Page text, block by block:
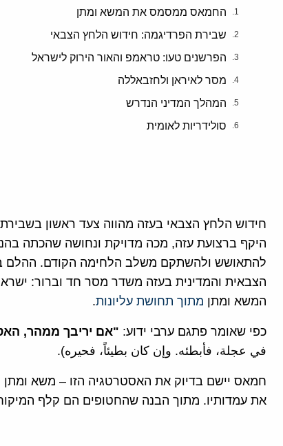
החמאס ממסמס את המשא ומתן
שבירת הפרדיגמה: חידוש הלחץ הצבאי
הפרשנים טעו: טראמפ והאור הירוק לישראל
מסר לאיראן ולחזבאללה
המהלך המדיני הנדרש
סולידריות לאומית
חידוש הלחץ הצבאי בעזה מהווה צעד ראשון
היקף ברצועת עזה, מכה מדויקת ונחושה שהכתה
להתאושש ולהשתקם משלב הלחימה הקודם. ההלם
הצבאית והמדינית בעזה משדר מסר חד וברור:
המשא ומתן מתוך תחושת עליונות.
כפי שאומר פתגם ערבי ידוע: "אם יריבך ממהר,
في عجلة، فأبطئه. وإن كان بطيئاً، فحيره).
חמאס יישם בדיוק את האסטרטגיה הזו – משא
את עמדותיו. מתוך הבנה שהחטופים הם קלף המיקוח